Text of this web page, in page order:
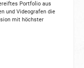
Portfolio aus
und Videografen die
mit höchster